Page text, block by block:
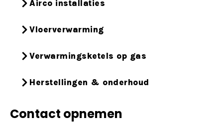
Airco installaties
Vloerverwarming
Verwarmingsketels op gas
Herstellingen & onderhoud
Contact opnemen